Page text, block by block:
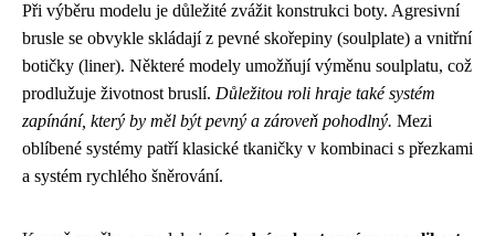
Při výběru modelu je důležité zvážit konstrukci boty. Agresivní
brusle se obvykle skládají z pevné skořepiny (soulplate) a vnitřní
botičky (liner). Některé modely umožňují výměnu soulplatu, což
prodlužuje životnost bruslí. Důležitou roli hraje také systém
zapínání, který by měl být pevný a zároveň pohodlný. Mezi
oblíbené systémy patří klasické tkaničky v kombinaci s přezkami
a systém rychlého šněrování.